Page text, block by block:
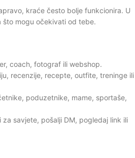
kraće često bolje funkcionira. U
što mogu očekivati od tebe.
coach, fotograf ili webshop.
recenzije, recepte, outfite, treninge ili
poduzetnike, mame, sportaše,
za savjete, pošalji DM, pogledaj link ili